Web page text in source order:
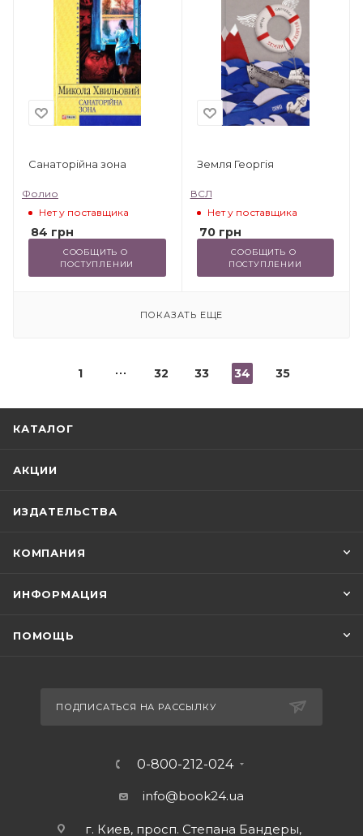
Санаторійна зона
Фолио
Нет у поставщика
84 грн
СООБЩИТЬ О
ПОСТУПЛЕНИИ
Земля Георгія
ВСЛ
Нет у поставщика
70грн
СООБЩИТЬ О
ПОСТУПЛЕНИИ
ПОКАЗАТЬ ЕЩЕ
1 32 33 34 35
КАТАЛОГ
АКЦИИ
ИЗДАТЕЛЬСТВА
КОМПАНИЯ
ИНФОРМАЦИЯ
ПОМОЩЬ
ПОДПИСАТЬСЯ НА РАССЫЛКУ
0-800-212-024
info@book24.ua
г. Киев, просп. Степана Бандеры,